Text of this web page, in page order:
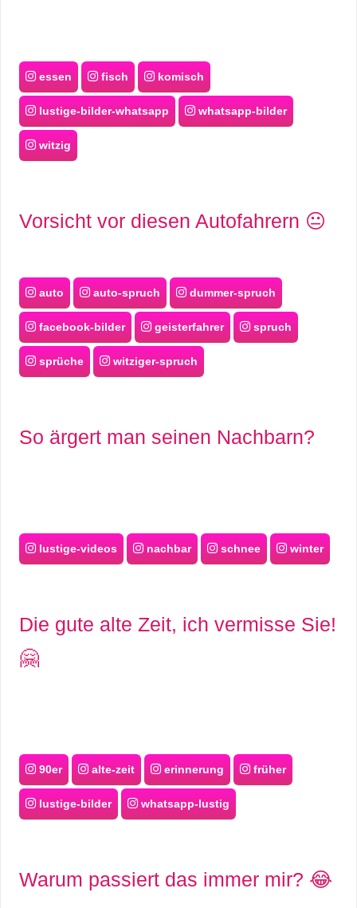
essen fisch komisch
lustige-bilder-whatsapp whatsapp-bilder
witzig
Vorsicht vor diesen Autofahrern 😐
auto auto-spruch dummer-spruch
facebook-bilder geisterfahrer spruch
sprüche witziger-spruch
So ärgert man seinen Nachbarn?
lustige-videos nachbar schnee winter
Die gute alte Zeit, ich vermisse Sie!
🤗
90er alte-zeit erinnerung früher
lustige-bilder whatsapp-lustig
Warum passiert das immer mir? 😂